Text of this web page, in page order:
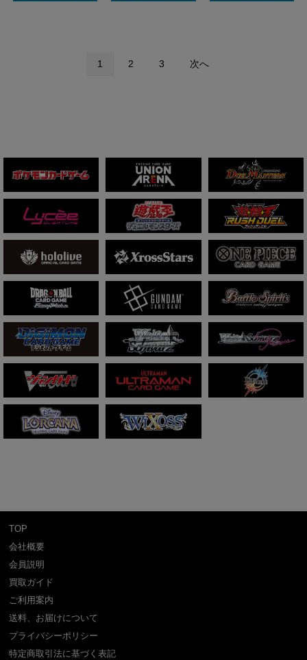
1 2 3 次へ
TOP
会社概要
会員説明
買取ガイド
ご利用案内
送料、お届けについて
プライバシーポリシー
特定商取引法に基づく表記